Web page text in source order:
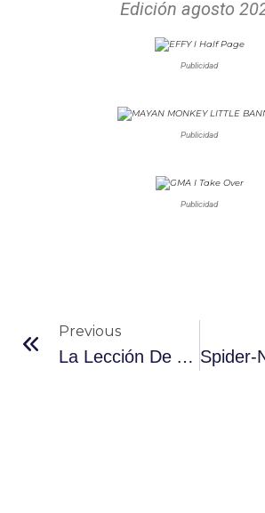
Edición agosto
Publicidad
Publicidad
Publicidad
Previous
La Lección De Anderson’s: Cómo Escalar Innovación Sin Perder Autenticidad